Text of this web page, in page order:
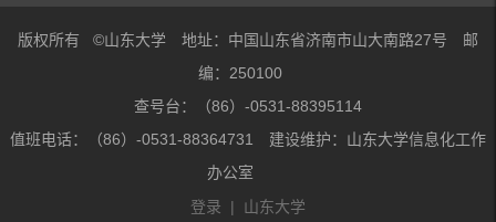
版权所有 ©山东大学 地址：中国山东省济南市山大南路27号 邮
编：250100
查号台：（86）-0531-88395114
值班电话：（86）-0531-88364731 建设维护：山东大学信息化工作
办公室
登录 | 山东大学